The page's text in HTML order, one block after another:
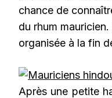
chance de
du rhum
organisée à la fin
Après une petite